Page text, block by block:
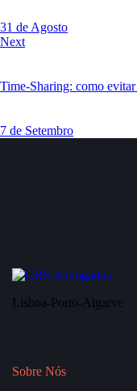
31 de Agosto
Next
Time-Sharing: como evitar
7 de Setembro
Lisboa-Porto-Algarve
Sobre Nós